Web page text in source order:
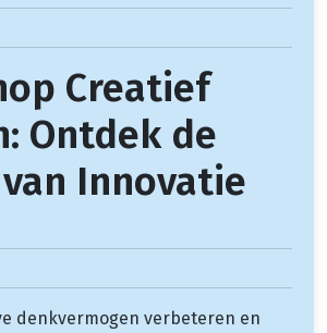
Creatief
Ontdek de
Innovatie
denkvermogen verbeteren en